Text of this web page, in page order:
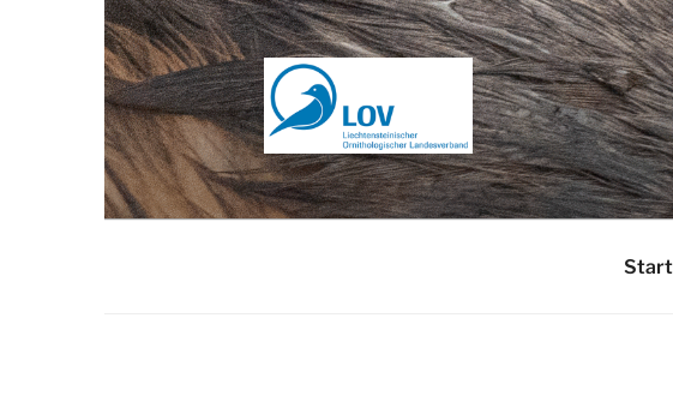
Zum
Inhalt
springen